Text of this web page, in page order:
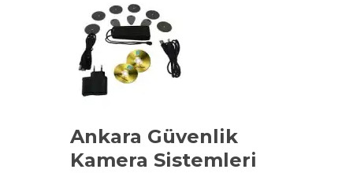
Ankara Güvenlik
Kamera Sistemleri